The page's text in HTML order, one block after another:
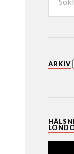
ARKIV